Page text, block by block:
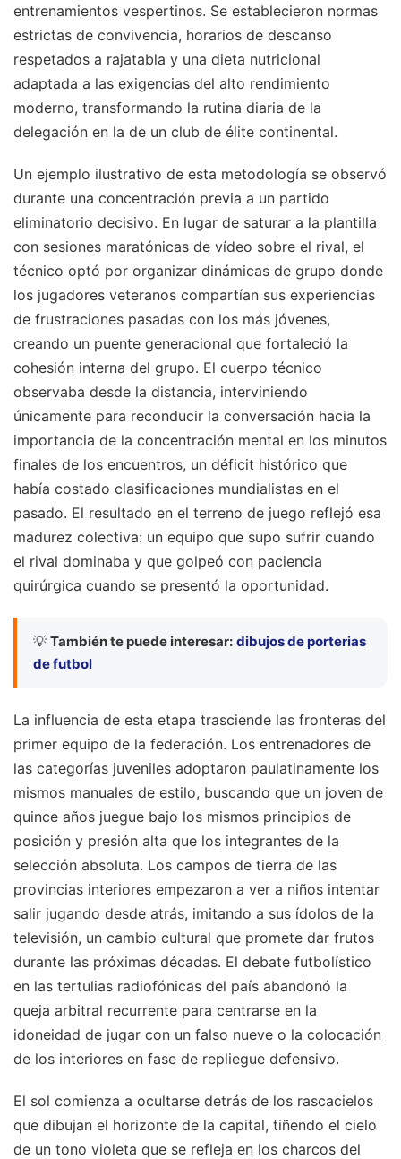
entrenamientos vespertinos. Se establecieron normas
estrictas de convivencia, horarios de descanso
respetados a rajatabla y una dieta nutricional
adaptada a las exigencias del alto rendimiento
moderno, transformando la rutina diaria de la
delegación en la de un club de élite continental.
Un ejemplo ilustrativo de esta metodología se observó
durante una concentración previa a un partido
eliminatorio decisivo. En lugar de saturar a la plantilla
con sesiones maratónicas de vídeo sobre el rival, el
técnico optó por organizar dinámicas de grupo donde
los jugadores veteranos compartían sus experiencias
de frustraciones pasadas con los más jóvenes,
creando un puente generacional que fortaleció la
cohesión interna del grupo. El cuerpo técnico
observaba desde la distancia, interviniendo
únicamente para reconducir la conversación hacia la
importancia de la concentración mental en los minutos
finales de los encuentros, un déficit histórico que
había costado clasificaciones mundialistas en el
pasado. El resultado en el terreno de juego reflejó esa
madurez colectiva: un equipo que supo sufrir cuando
el rival dominaba y que golpeó con paciencia
quirúrgica cuando se presentó la oportunidad.
💡 También te puede interesar: dibujos de porterias
de futbol
La influencia de esta etapa trasciende las fronteras del
primer equipo de la federación. Los entrenadores de
las categorías juveniles adoptaron paulatinamente los
mismos manuales de estilo, buscando que un joven de
quince años juegue bajo los mismos principios de
posición y presión alta que los integrantes de la
selección absoluta. Los campos de tierra de las
provincias interiores empezaron a ver a niños intentar
salir jugando desde atrás, imitando a sus ídolos de la
televisión, un cambio cultural que promete dar frutos
durante las próximas décadas. El debate futbolístico
en las tertulias radiofónicas del país abandonó la
queja arbitral recurrente para centrarse en la
idoneidad de jugar con un falso nueve o la colocación
de los interiores en fase de repliegue defensivo.
El sol comienza a ocultarse detrás de los rascacielos
que dibujan el horizonte de la capital, tiñendo el cielo
de un tono violeta que se refleja en los charcos del